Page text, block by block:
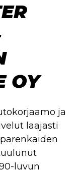
OY
ja
laajasti
luvun